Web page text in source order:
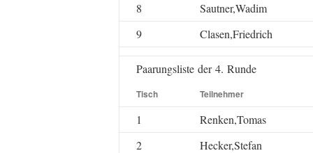
8
Sautner,Wadim
9
Clasen,Friedrich
Paarungsliste der 4. Runde
Tisch Teilnehmer
1
Renken,Tomas
2
Hecker,Stefan